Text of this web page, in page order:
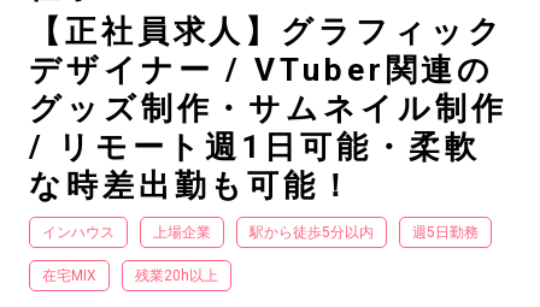
【正社員求人】グラフィック
デザイナー / VTuber関連の
グッズ制作・サムネイル制作
/ リモート週1日可能・柔軟
な時差出勤も可能！
インハウス 上場企業 駅から徒歩5分以内 週5日勤務
在宅MIX 残業20h以上